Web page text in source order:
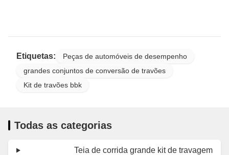
Etiquetas:
Peças de automóveis de desempenho
grandes conjuntos de conversão de travões
Kit de travões bbk
Todas as categorias
Teia de corrida grande kit de travagem